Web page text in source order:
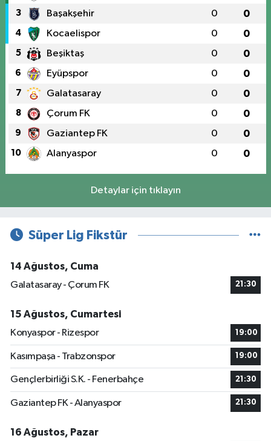
3 Başakşehir 0 0
4 Kocaelispor 0 0
5 Beşiktaş 0 0
6 Eyüpspor 0 0
7 Galatasaray 0 0
8 Çorum FK 0 0
9 Gaziantep FK 0 0
10 Alanyaspor 0 0
Detaylar için tıklayın
Süper Lig Fikstür
14 Ağustos, Cuma
Galatasaray - Çorum FK
21:30
15 Ağustos, Cumartesi
Konyaspor - Rizespor
19:00
Kasımpaşa - Trabzonspor 19:00
Gençlerbirliği S.K. - Fenerbahçe 21:30
Gaziantep FK - Alanyaspor 21:30
16 Ağustos, Pazar